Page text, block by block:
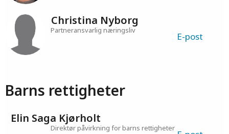
Christina Nyborg
E-post
Barns rettigheter
Elin Saga Kjørholt